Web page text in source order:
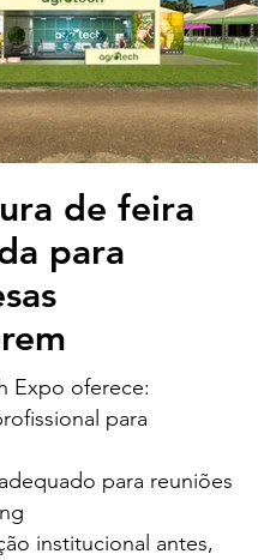
de feira
para
Expo oferece:
para
para reuniões
institucional antes,